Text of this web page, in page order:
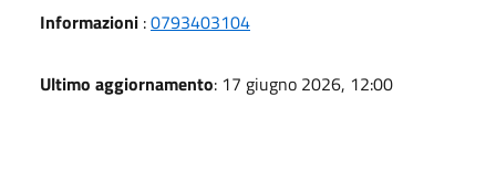
Informazioni :0793403104
Ultimo aggiornamento: 17 giugno 2026, 12:00